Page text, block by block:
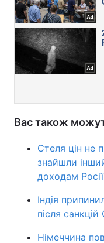
Вас також
Стеля цін не
знайшли
доходам Росії
Індія
після
Німеччина